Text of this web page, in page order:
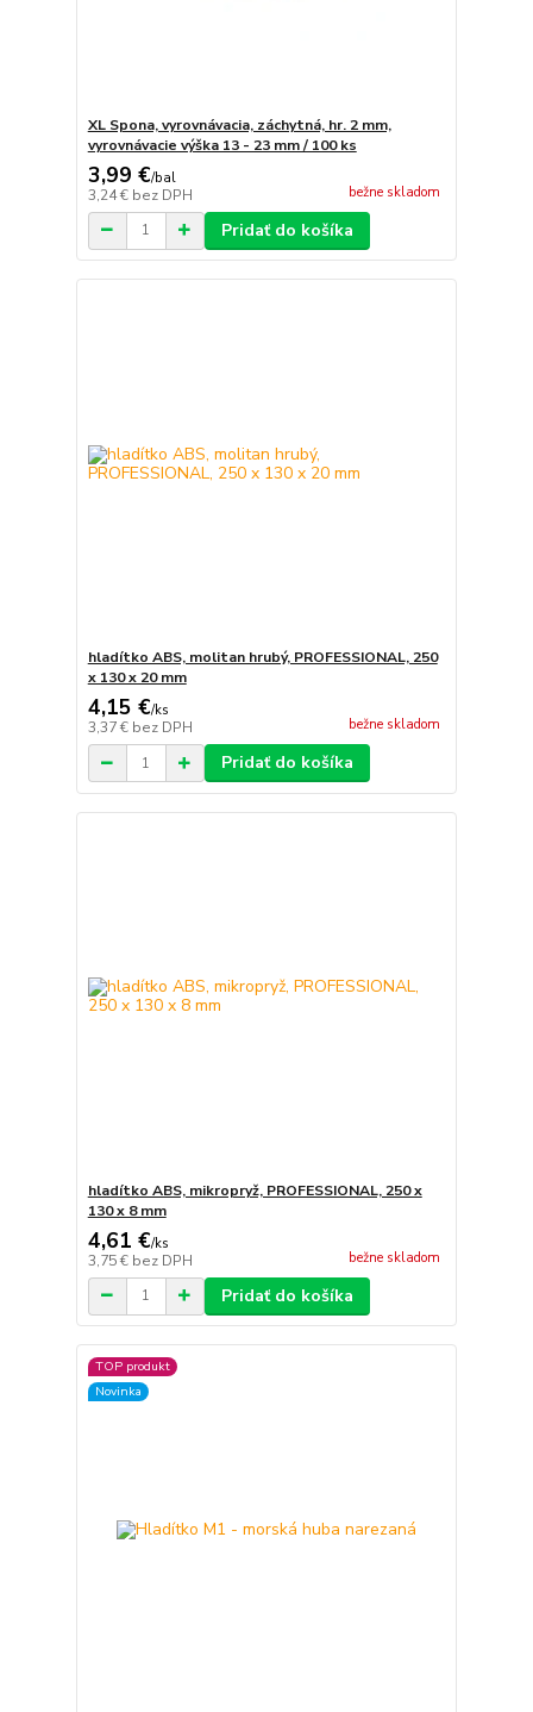
XL Spona, vyrovnávacia, záchytná, hr. 2 mm,
vyrovnávacie výška 13 - 23 mm / 100 ks
3,99 €/bal
3,24 € bez DPH bežne skladom
Pridať do košíka
hladítko ABS, molitan hrubý, PROFESSIONAL, 250
x 130 x 20 mm
4,15 €/ks
3,37 € bez DPH bežne skladom
Pridať do košíka
hladítko ABS, mikropryž, PROFESSIONAL, 250 x
130 x 8 mm
4,61 €/ks
3,75 € bez DPH bežne skladom
Pridať do košíka
TOP produkt
Novinka